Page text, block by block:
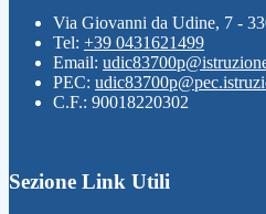
Via Giovanni da Udine, 7 -
Tel: +39 0431621499
Email:
PEC:
C.F.: 90018220302
Sezione Link Utili